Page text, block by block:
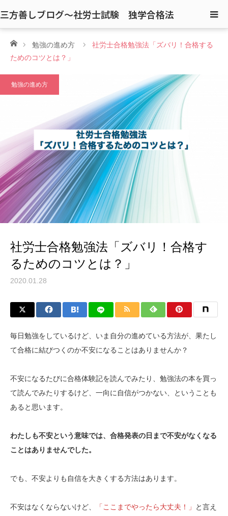
三方善しブログ〜社労士試験 独学合格法
ホーム勉強の進め方
社労士合格勉強法「ズバリ！合格する
ためのコツとは？」
勉強の進め方
社労士合格勉強法「ズバリ！合格す
るためのコツとは？」
2020.01.28
毎日勉強をしているけど、いま自分の進めている方法が、果たし
て合格に結びつくのか不安になることはありませんか？
不安になるたびに合格体験記を読んでみたり、勉強法の本を買っ
て読んでみたりするけど、一向に自信がつかない、ということも
あると思います。
わたしも不安という意味では、合格発表の日まで不安がなくなる
ことはありませんでした。
でも、不安よりも自信を大きくする方法はあります。
不安はなくならないけど、 「ここまでやったら大丈夫！」
と言え